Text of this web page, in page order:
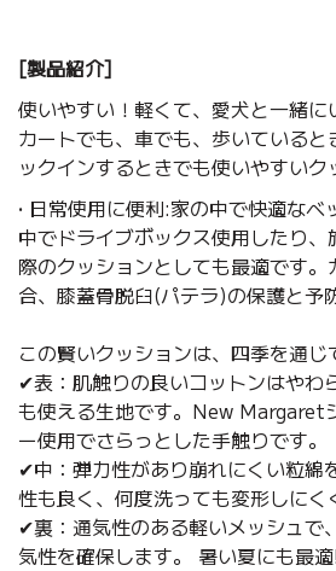
[製品紹介]
使いやすい！軽くて、愛犬と一緒
カートでも、車でも、歩いていると
ックインするときでも使いやすいク
• 日常使用に便利:家の中で快適なベ
中でドライブボックス使用したり
際のクッションとしても最適です
合、膝蓋骨脱臼(パテラ)の保護と予
この賢いクッションは、四季を通じ
✔表：肌触りの良いコットンはやわ
も使える生地です。New Margaret
ー使用でさらっとした手触りです。
✔中：弾力性があり崩れにくい粒綿
性も良く、何度洗っても変形しにく
✔裏：通気性のある軽いメッシュで
気性を確保します。 暑い夏にも最適!